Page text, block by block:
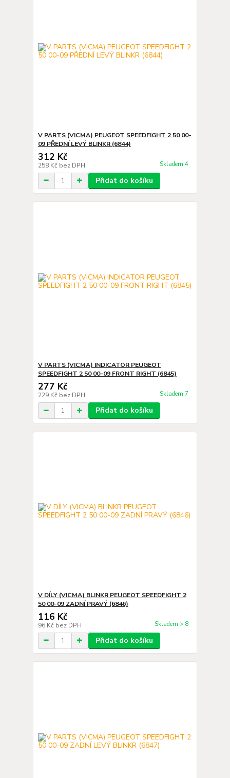
V PARTS (VICMA) PEUGEOT SPEEDFIGHT 2 50 00-
09 PŘEDNÍ LEVÝ BLINKR (6844)
312 Kč
258 Kč bez DPH Skladem 4
Přidat do košíku
V PARTS (VICMA) INDICATOR PEUGEOT
SPEEDFIGHT 2 50 00-09 FRONT RIGHT (6845)
277 Kč
229 Kč bez DPH Skladem 7
Přidat do košíku
V DÍLY (VICMA) BLINKR PEUGEOT SPEEDFIGHT 2
50 00-09 ZADNÍ PRAVÝ (6846)
116 Kč
96 Kč bez DPH Skladem > 8
Přidat do košíku